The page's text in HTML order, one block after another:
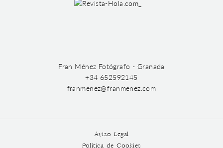
Fran Ménez Fotógrafo - Granada
+34 652592145
franmenez@franmenez.com
Aviso Legal
Política de Cookies